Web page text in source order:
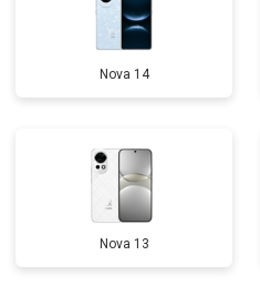
Nova 14
Nova 13